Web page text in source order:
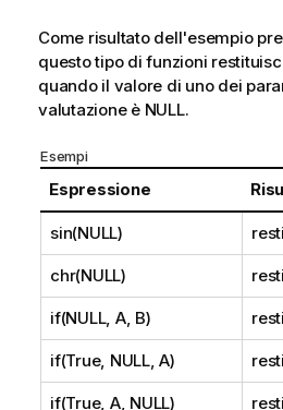
Come risultato dell'esempio
questo tipo di funzioni
quando il valore di uno dei
valutazione è NULL.
Esempi
Espressione
sin(NULL)
chr(NULL)
if(NULL, A, B)
if(True, NULL, A)
if(True, A, NULL)